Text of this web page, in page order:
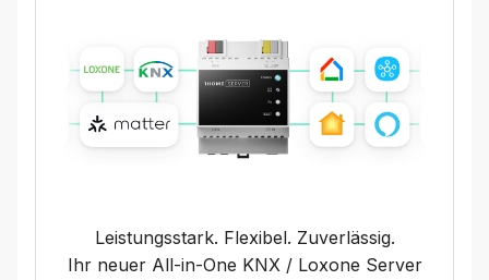
Leistungsstark. Flexibel. Zuverlässig.
Ihr neuer All-in-One KNX / Loxone Server